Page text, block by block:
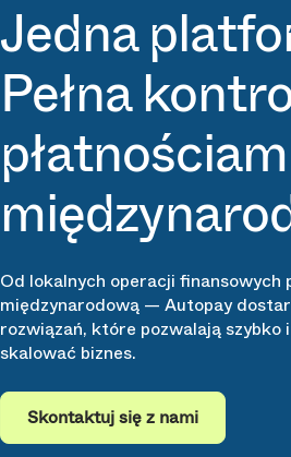
Jedna
Pełna
Od lokalnych operacji finansowych
międzynarodową — Autopay
rozwiązań, które pozwalają szybko
skalować biznes.
Skontaktuj się z nami